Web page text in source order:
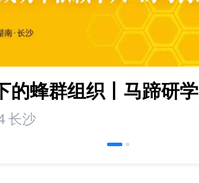
的蜂群组织丨马蹄研学
长沙